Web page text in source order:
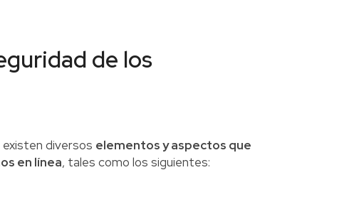
de los
diversos elementos y aspectos que
en línea, tales como los siguientes: